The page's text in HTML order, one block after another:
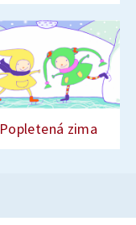
Popletená zima